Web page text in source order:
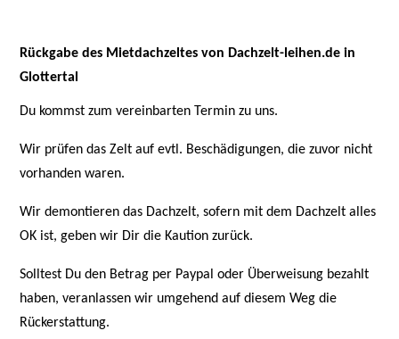
Rückgabe des Mietdachzeltes von Dachzelt-leihen.de in
Glottertal
Du kommst zum vereinbarten Termin zu uns.
Wir prüfen das Zelt auf evtl. Beschädigungen, die zuvor nicht
vorhanden waren.
Wir demontieren das Dachzelt, sofern mit dem Dachzelt alles
OK ist, geben wir Dir die Kaution zurück.
Solltest Du den Betrag per Paypal oder Überweisung bezahlt
haben, veranlassen wir umgehend auf diesem Weg die
Rückerstattung.